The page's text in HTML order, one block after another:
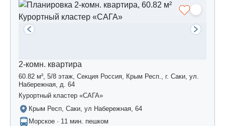
2-комн. квартира
60.82 м², 5/8 этаж, Секция Россия, Крым Респ., г. Саки, ул.
Набережная, д. 64
Курортный кластер «САГА»
Крым Респ, Саки, ул Набережная, 64
Морское · 11 мин. пешком